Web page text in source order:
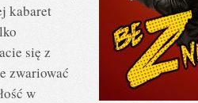
kabaret
się z
zwariować
w